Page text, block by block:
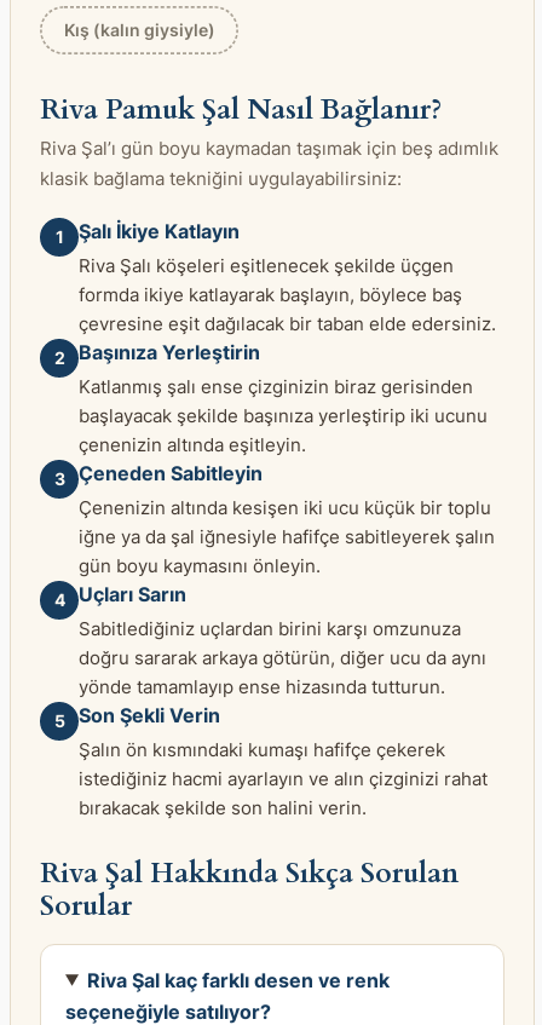
Kış (kalın giysiyle)
Riva Pamuk Şal Nasıl Bağlanır?
Riva Şal’ı gün boyu kaymadan taşımak için beş adımlık
klasik bağlama tekniğini uygulayabilirsiniz:
1 Şalı İkiye Katlayın
Riva Şalı köşeleri eşitlenecek şekilde üçgen
formda ikiye katlayarak başlayın, böylece baş
çevresine eşit dağılacak bir taban elde edersiniz.
2 Başınıza Yerleştirin
Katlanmış şalı ense çizginizin biraz gerisinden
başlayacak şekilde başınıza yerleştirip iki ucunu
çenenizin altında eşitleyin.
3 Çeneden Sabitleyin
Çenenizin altında kesişen iki ucu küçük bir toplu
iğne ya da şal iğnesiyle hafifçe sabitleyerek şalın
gün boyu kaymasını önleyin.
4 Uçları Sarın
Sabitlediğiniz uçlardan birini karşı omzunuza
doğru sararak arkaya götürün, diğer ucu da aynı
yönde tamamlayıp ense hizasında tutturun.
5 Son Şekli Verin
Şalın ön kısmındaki kumaşı hafifçe çekerek
istediğiniz hacmi ayarlayın ve alın çizginizi rahat
bırakacak şekilde son halini verin.
Riva Şal Hakkında Sıkça Sorulan
Sorular
Riva Şal kaç farklı desen ve renk
seçeneğiyle satılıyor?